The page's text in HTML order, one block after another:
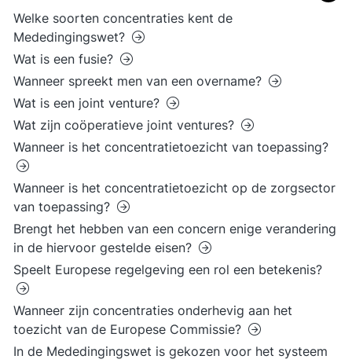
Welke soorten concentraties kent de
Mededingingswet?
Wat is een fusie?
Wanneer spreekt men van een overname?
Wat is een joint venture?
Wat zijn coöperatieve joint ventures?
Wanneer is het concentratietoezicht van toepassing?
Wanneer is het concentratietoezicht op de zorgsector
van toepassing?
Brengt het hebben van een concern enige verandering
in de hiervoor gestelde eisen?
Speelt Europese regelgeving een rol een betekenis?
Wanneer zijn concentraties onderhevig aan het
toezicht van de Europese Commissie?
In de Mededingingswet is gekozen voor het systeem